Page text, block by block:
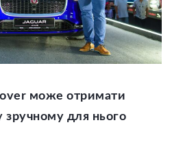
може отримати
зручному для нього